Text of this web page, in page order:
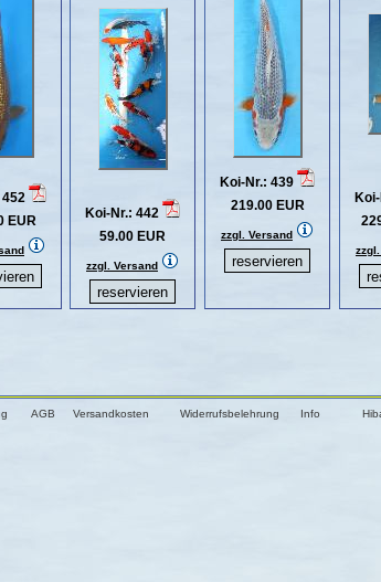
452
EUR
Koi-Nr.: 442
59.00 EUR
zzgl. Versand
Koi-Nr.: 439
219.00 EUR
zzgl. Versand
AGB Versandkosten Widerrufsbelehrung Info